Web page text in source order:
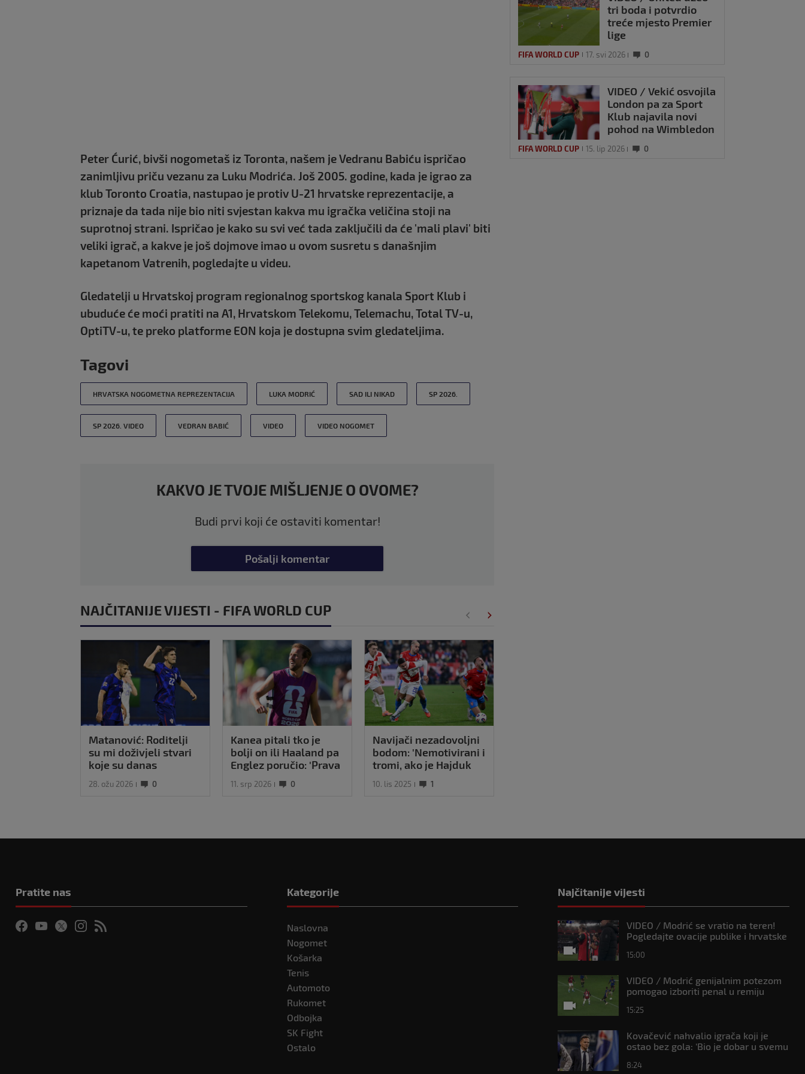
Peter Ćurić, bivši nogometaš iz Toronta, našem je Vedranu Babiću ispričao
zanimljivu priču vezanu za Luku Modrića. Još 2005. godine, kada je igrao za
klub Toronto Croatia, nastupao je protiv U-21 hrvatske reprezentacije, a
priznaje da tada nije bio niti svjestan kakva mu igračka veličina stoji na
suprotnoj strani. Ispričao je kako su svi već tada zaključili da će 'mali plavi' biti
veliki igrač, a kakve je još dojmove imao u ovom susretu s današnjim
kapetanom Vatrenih, pogledajte u videu.
Gledatelji u Hrvatskoj program regionalnog sportskog kanala Sport Klub i
ubuduće će moći pratiti na A1, Hrvatskom Telekomu, Telemachu, Total TV-u,
OptiTV-u, te preko platforme EON koja je dostupna svim gledateljima.
Tagovi
HRVATSKA NOGOMETNA REPREZENTACIJA LUKA MODRIĆ SAD ILI NIKAD SP 2026.
SP 2026. VIDEO VEDRAN BABIĆ VIDEO VIDEO NOGOMET
KAKVO JE TVOJE MIŠLJENJE O OVOME?
Budi prvi koji će ostaviti komentar!
Pošalji komentar
NAJČITANIJE VIJESTI - FIFA WORLD CUP
Matanović: Roditelji
su mi doživjeli stvari
koje su danas
Hrvatska mi je
28. ožu 2026 0
Kanea pitali tko je
bolji on ili Haaland pa
Englez poručio: 'Prava
11. srp 2026 0
Navijači nezadovoljni
bodom: 'Nemotivirani i
tromi, ako je Hajduk
10. lis 2025 1
tri boda i potvrdio
treće mjesto Premier
lige
FIFA WORLD CUP 17. svi 2026 0
VIDEO / Vekić osvojila
London pa za Sport
Klub najavila novi
pohod na Wimbledon
FIFA WORLD CUP 15. lip 2026 0
Pratite nas Kategorije
Naslovna
Nogomet
Košarka
Tenis
Automoto
Rukomet
Odbojka
SK Fight
Ostalo
Najčitanije vijesti
VIDEO / Modrić se vratio na teren!
Pogledajte ovacije publike i hrvatske
15:00
VIDEO / Modrić genijalnim potezom
pomogao izboriti penal u remiju
15:25
Kovačević nahvalio igrača koji je
ostao bez gola: ‘Bio je dobar u svemu
8:24